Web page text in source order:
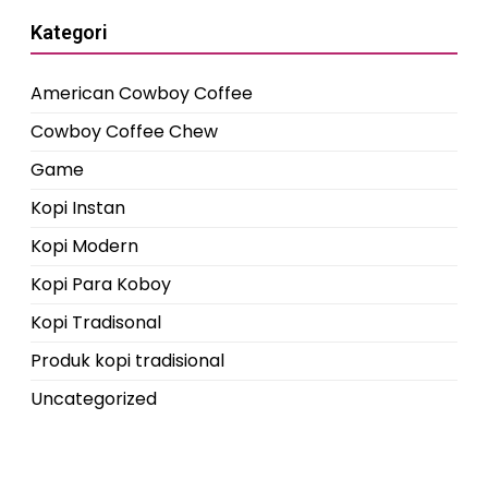
Kategori
American Cowboy Coffee
Cowboy Coffee Chew
Game
Kopi Instan
Kopi Modern
Kopi Para Koboy
Kopi Tradisonal
Produk kopi tradisional
Uncategorized